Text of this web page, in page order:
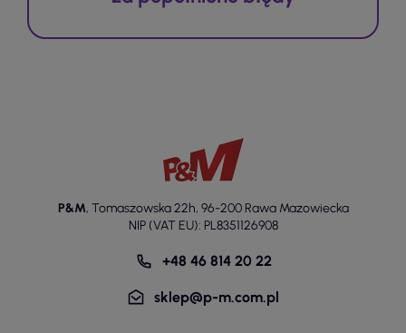
P&M, Tomaszowska 22h, 96-200 Rawa Mazowiecka
NIP (VAT EU): PL8351126908
+48 46 814 20 22
sklep@p-m.com.pl